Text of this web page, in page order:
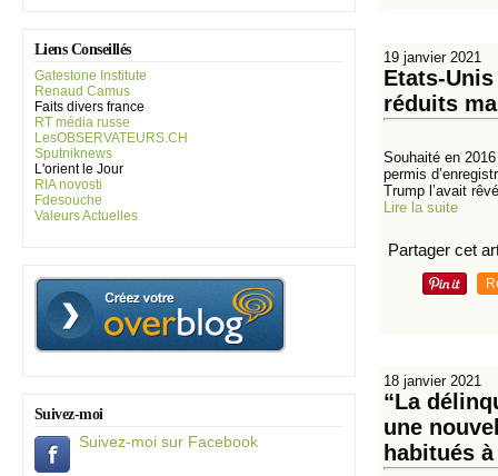
Liens Conseillés
Gatestone Institute
Renaud Camus
Faits divers france
RT média russe
LesOBSERVATEURS.CH
Sputniknews
L'orient le Jour
RIA novosti
Fdesouche
Valeurs Actuelles
Suivez-moi
Suivez-moi sur Facebook
19 janvier 2021
Etats-
réduits
Souhaité en
permis
Trump l’avait
Lire la suite
Partager cet
18 janvier 2021
“La
une
habitués